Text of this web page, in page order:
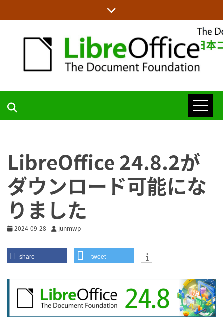
to
content
LIBREOFFICE
BLOG
LibreOffice 24.8.2が
ダウンロード可能にな
りました
2024-09-28 junmwp
share tweet